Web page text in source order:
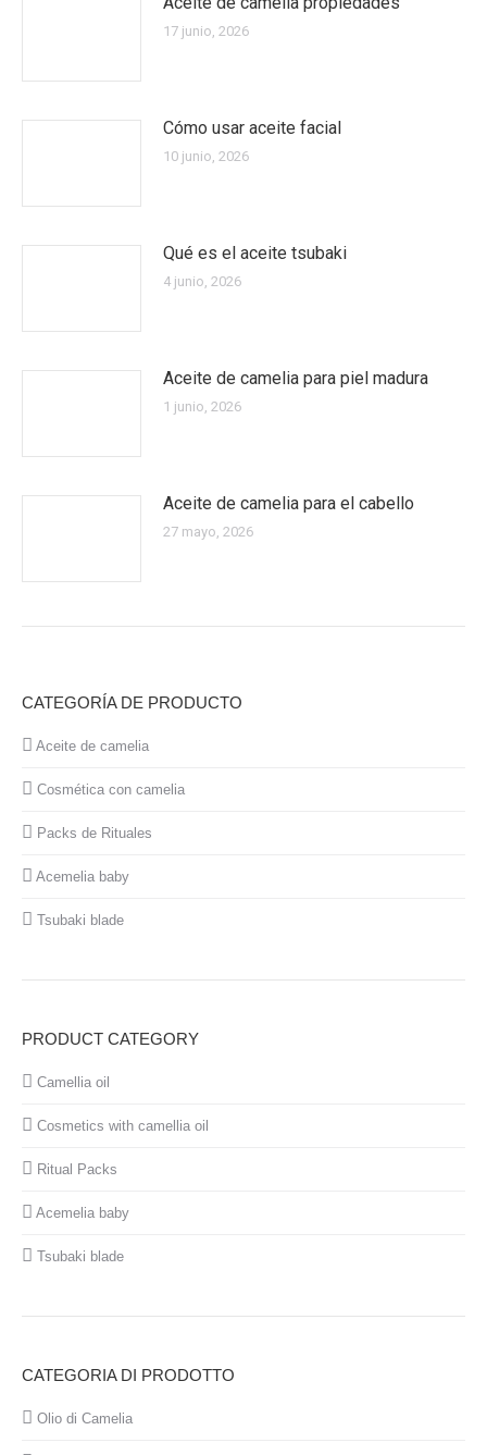
17 junio, 2026
Cómo usar aceite facial
10 junio, 2026
Qué es el aceite tsubaki
4 junio, 2026
Aceite de camelia para piel madura
1 junio, 2026
Aceite de camelia para el cabello
27 mayo, 2026
CATEGORÍA DE PRODUCTO
Aceite de camelia
Cosmética con camelia
Packs de Rituales
Acemelia baby
Tsubaki blade
PRODUCT CATEGORY
Camellia oil
Cosmetics with camellia oil
Ritual Packs
Acemelia baby
Tsubaki blade
CATEGORIA DI PRODOTTO
Olio di Camelia